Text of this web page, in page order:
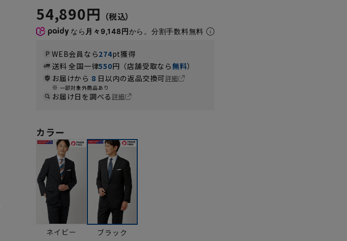
54,890円
なら 月々9,148円から。分割手数料無料
WEB会員なら274pt獲得
送料 全国一律550円（店舗受取なら無料）
お届けから 8 日以内の返品交換可詳細
一部対象外商品あり
お届け日を調べる詳細
カラー
ネイビー ブラック